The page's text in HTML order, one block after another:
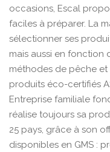
occasions, Escal
faciles à préparer. La
sélectionner ses
mais aussi en fonction
méthodes de pêche et
produits éco-certifiés
Entreprise familiale
réalise toujours sa
25 pays, grâce à son
disponibles en GMS :